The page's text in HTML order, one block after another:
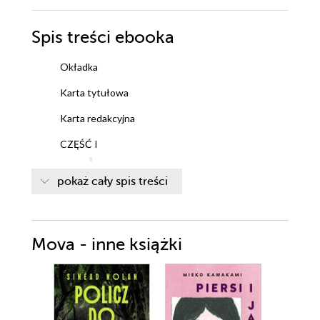
Spis treści ebooka
Okładka
Karta tytułowa
Karta redakcyjna
CZĘŚĆ I
ROZDZIAŁ 2
ROZDZIAŁ 6
ROZDZIAŁ 7
ROZDZIAŁ 8
ROZDZIAŁ 9
pokaż cały spis treści
Mova - inne książki